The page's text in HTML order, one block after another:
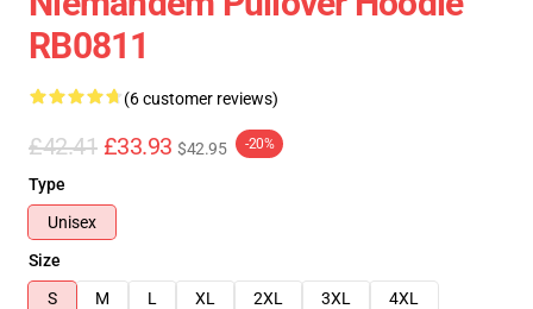
RB0811
(6 customer reviews)
£42.41 £33.93 $42.95 -20%
Type
Unisex
Size
S
M L XL 2XL 3XL
4XL